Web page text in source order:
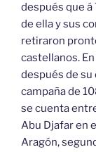
después que á
de ella y sus
retiraron
castellanos.
después de su
campaña de
se cuenta
Abu Djafar en
Aragón,